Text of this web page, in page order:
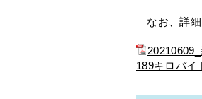
なお、詳細
189キロバイ